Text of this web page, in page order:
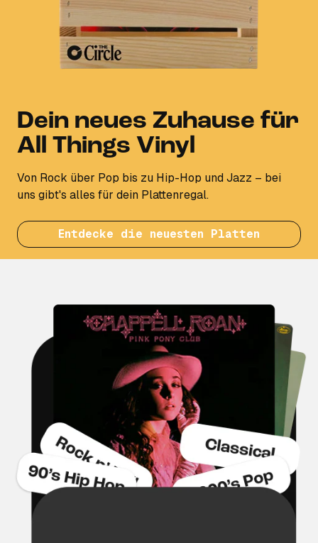
Dein neues Zuhause für
All Things Vinyl
Von Rock über Pop bis zu Hip-Hop und Jazz – bei
uns gibt's alles für dein Plattenregal.
Entdecke die neuesten Platten